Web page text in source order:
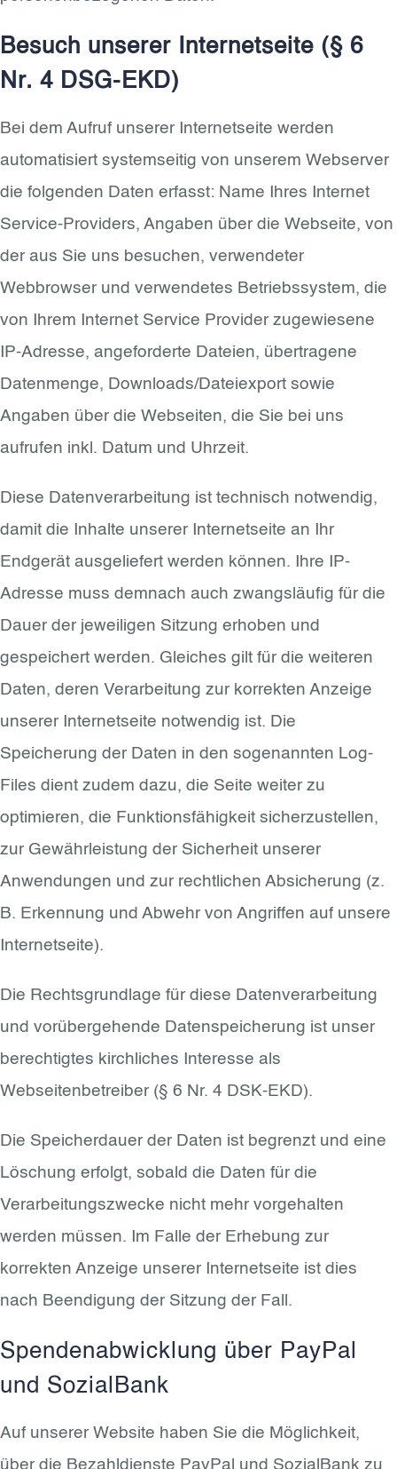
Besuch unserer Internetseite (§ 6
Nr. 4 DSG-EKD)
Bei dem Aufruf unserer Internetseite werden
automatisiert systemseitig von unserem Webserver
die folgenden Daten erfasst: Name Ihres Internet
Service-Providers, Angaben über die Webseite, von
der aus Sie uns besuchen, verwendeter
Webbrowser und verwendetes Betriebssystem, die
von Ihrem Internet Service Provider zugewiesene
IP-Adresse, angeforderte Dateien, übertragene
Datenmenge, Downloads/Dateiexport sowie
Angaben über die Webseiten, die Sie bei uns
aufrufen inkl. Datum und Uhrzeit.
Diese Datenverarbeitung ist technisch notwendig,
damit die Inhalte unserer Internetseite an Ihr
Endgerät ausgeliefert werden können. Ihre IP-
Adresse muss demnach auch zwangsläufig für die
Dauer der jeweiligen Sitzung erhoben und
gespeichert werden. Gleiches gilt für die weiteren
Daten, deren Verarbeitung zur korrekten Anzeige
unserer Internetseite notwendig ist. Die
Speicherung der Daten in den sogenannten Log-
Files dient zudem dazu, die Seite weiter zu
optimieren, die Funktionsfähigkeit sicherzustellen,
zur Gewährleistung der Sicherheit unserer
Anwendungen und zur rechtlichen Absicherung (z.
B. Erkennung und Abwehr von Angriffen auf unsere
Internetseite).
Die Rechtsgrundlage für diese Datenverarbeitung
und vorübergehende Datenspeicherung ist unser
berechtigtes kirchliches Interesse als
Webseitenbetreiber (§ 6 Nr. 4 DSK-EKD).
Die Speicherdauer der Daten ist begrenzt und eine
Löschung erfolgt, sobald die Daten für die
Verarbeitungszwecke nicht mehr vorgehalten
werden müssen. Im Falle der Erhebung zur
korrekten Anzeige unserer Internetseite ist dies
nach Beendigung der Sitzung der Fall.
Spendenabwicklung über PayPal
und SozialBank
Auf unserer Website haben Sie die Möglichkeit,
über die Bezahldienste PayPal und SozialBank zu